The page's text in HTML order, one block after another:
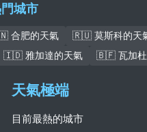
城市
合肥的天氣 🇷🇺 莫斯科的天
🇮🇩 雅加達的天氣 🇧🇫 瓦加杜
天氣極端
目前最熱的城市